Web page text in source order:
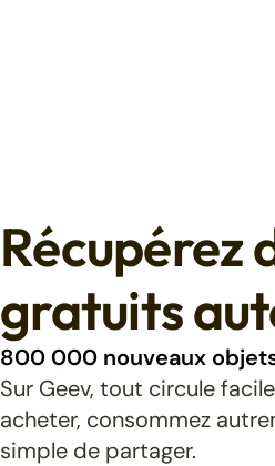
Récupérez
gratuits
800 000 nouveaux
Sur Geev, tout circule
acheter, consommez
simple de partager.